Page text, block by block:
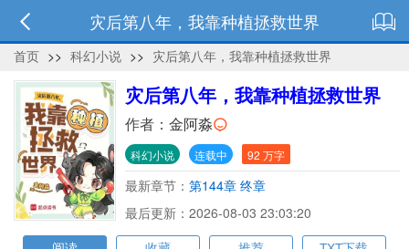
灾后第八年，我靠种植拯救世界
首页 >> 科幻小说 >> 灾后第八年，我靠种植拯救世界
灾后第八年，我靠种植拯救世界
作者： 金阿淼
科幻小说 连载中 92 万字
最新章节： 第144章 终章
最后更新：2026-08-03 23:03:20